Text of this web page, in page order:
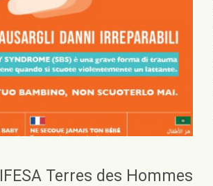
Terres des Hommes